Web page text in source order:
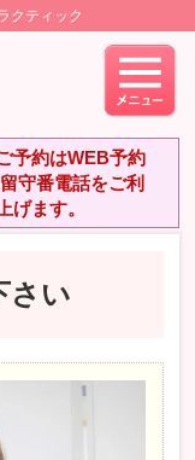
クティック
予約はWEB予約
守番電話をご利
げます。
さい